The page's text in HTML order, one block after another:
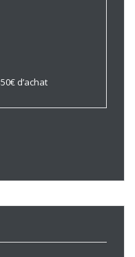
d’achat